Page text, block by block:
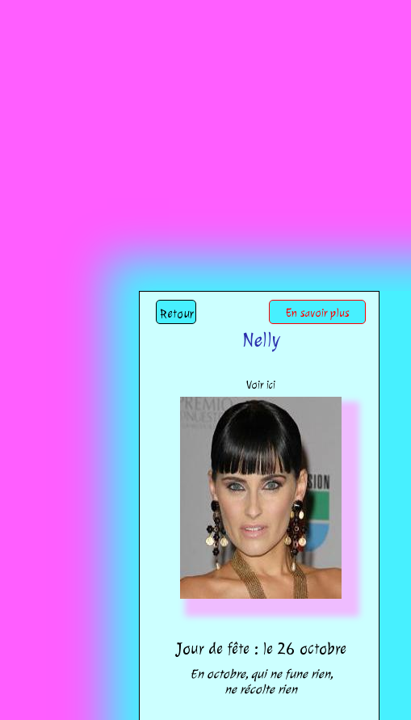
Retour En savoir plus
Nelly
Voir ici
Jour de fête : le 26 octobre
En octobre, qui ne fune rien,
ne récolte rien